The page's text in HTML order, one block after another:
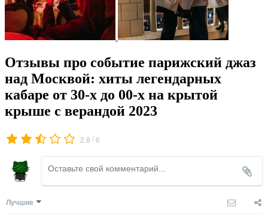
Отзывы про событие парижский джаз
над Москвой: хиты легендарных
кабаре от 30-х до 00-х на крытой
крыше с верандой 2023
2.8 /6
Лучшие